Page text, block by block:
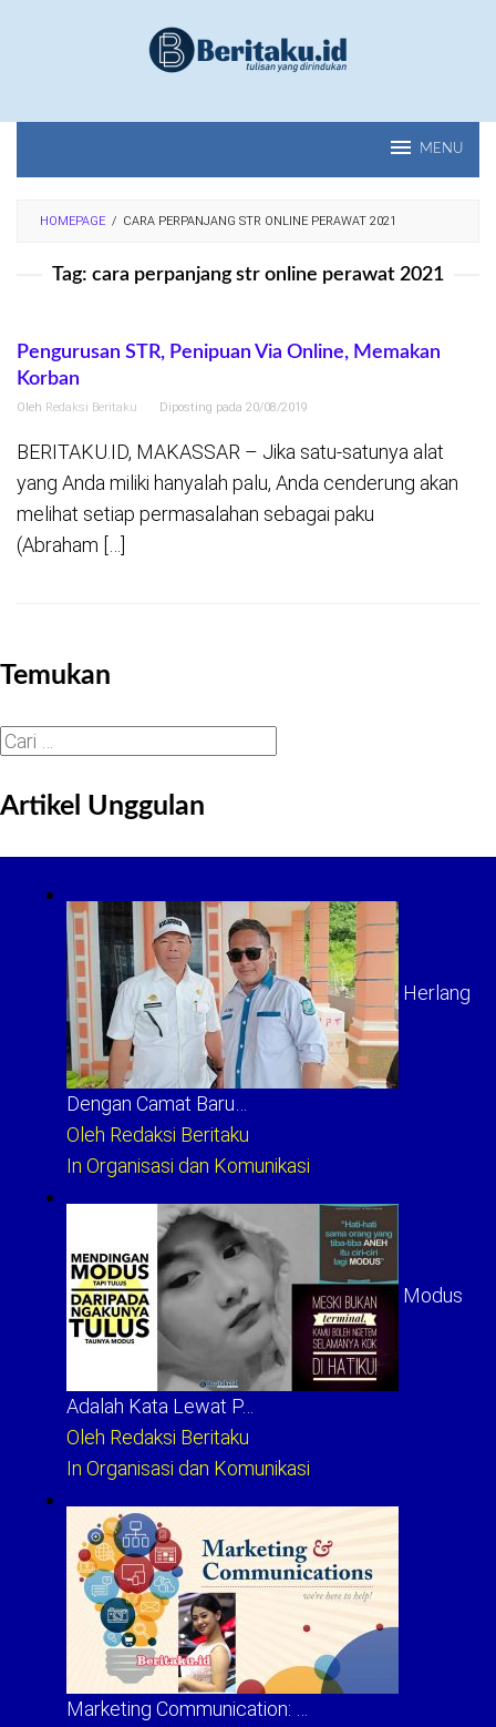
MENU
HOMEPAGE / CARA PERPANJANG STR ONLINE PERAWAT 2021
Tag: cara perpanjang str online perawat 2021
Pengurusan STR, Penipuan Via Online, Memakan
Korban
Oleh Redaksi Beritaku Diposting pada 20/08/2019
BERITAKU.ID, MAKASSAR – Jika satu-satunya alat
yang Anda miliki hanyalah palu, Anda cenderung akan
melihat setiap permasalahan sebagai paku
(Abraham […]
Temukan
Cari
Artikel Unggulan
Herlang
Dengan Camat Baru…
Oleh Redaksi Beritaku
In Organisasi dan Komunikasi
Modus
Adalah Kata Lewat P…
Oleh Redaksi Beritaku
In Organisasi dan Komunikasi
Marketing Communication: …